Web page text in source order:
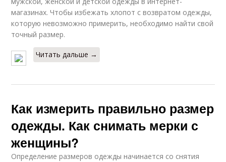
магазинах. Чтобы избежать хлопот с возвратом одежды,
которую невозможно примерить, необходимо найти свой
точный размер.
Читать дальше →
Как измерить правильно размер
одежды. Как снимать мерки с
женщины?
Определение размеров одежды начинается со снятия